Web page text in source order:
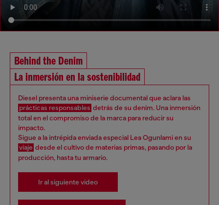
Behind the Denim
La inmersión en la sostenibilidad
Diesel presenta una miniserie documental que aclara las
prácticas responsables detrás de su denim. Una inmersión
total en el compromiso de la marca para reducir su
impacto.
Sigue a la intrépida enviada especial Lea Ogunlami en su
viaje desde el cultivo de materias primas, pasando por la
producción, hasta tu armario.
Ir al siguiente video